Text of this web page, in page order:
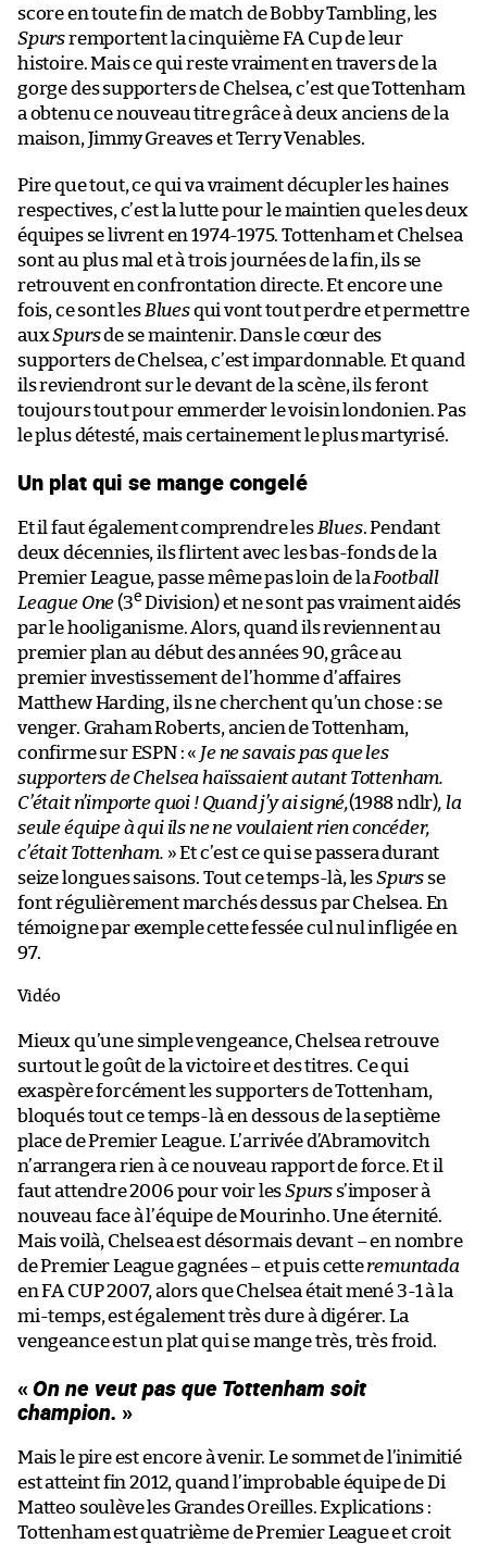
score en toute fin de match de Bobby Tambling, les
Spursremportent la cinquième FA Cup de leur
histoire. Mais ce qui reste vraiment en travers de la
gorge des supporters de Chelsea, c’est que Tottenham
a obtenu ce nouveau titre grâce à deux anciens de la
maison, Jimmy Greaves et Terry Venables.
Pire que tout, ce qui va vraiment décupler les haines
respectives, c’est la lutte pour le maintien que les deux
équipes se livrent en 1974-1975. Tottenham et Chelsea
sont au plus mal et à trois journées de la fin, ils se
retrouvent en confrontation directe. Et encore une
fois, ce sont les Bluesqui vont tout perdre et permettre
auxSpursde se maintenir. Dans le cœur des
supporters de Chelsea, c’est impardonnable. Et quand
ils reviendront sur le devant de la scène, ils feront
toujours tout pour emmerder le voisin londonien. Pas
le plus détesté, mais certainement le plus martyrisé.
Un plat qui se mange congelé
Et il faut également comprendre les Blues. Pendant
deux décennies, ils flirtent avec les bas-fonds de la
Premier League, passe même pas loin de la Football
League One(3e Division) et ne sont pas vraiment aidés
par le hooliganisme. Alors, quand ils reviennent au
premier plan au début des années 90, grâce au
premier investissement de l’homme d’affaires
Matthew Harding, ils ne cherchent qu’un chose : se
venger. Graham Roberts, ancien de Tottenham,
confirme sur ESPN : « Je ne savais pas que les
supporters de Chelsea haïssaient autant Tottenham.
C’était n’importe quoi ! Quand j’y ai signé,(1988 ndlr), la
seule équipe à qui ils ne ne voulaient rien concéder,
c’était Tottenham. » Et c’est ce qui se passera durant
seize longues saisons. Tout ce temps-là, lesSpurs se
font régulièrement marchés dessus par Chelsea. En
témoigne par exemple cette fessée cul nul infligée en
97.
Vidéo
Mieux qu’une simple vengeance, Chelsea retrouve
surtout le goût de la victoire et des titres. Ce qui
exaspère forcément les supporters de Tottenham,
bloqués tout ce temps-là en dessous de la septième
place de Premier League. L’arrivée d’Abramovitch
n’arrangera rien à ce nouveau rapport de force. Et il
faut attendre 2006 pour voir lesSpurs s’imposer à
nouveau face à l’équipe de Mourinho. Une éternité.
Mais voilà, Chelsea est désormais devant – en nombre
de Premier League gagnées – et puis cetteremuntada
en FA CUP 2007, alors que Chelsea était mené 3-1 à la
mi-temps, est également très dure à digérer. La
vengeance est un plat qui se mange très, très froid.
«On ne veut pas que Tottenham soit
champion. »
Mais le pire est encore à venir. Le sommet de l’inimitié
est atteint fin 2012, quand l’improbable équipe de Di
Matteo soulève les Grandes Oreilles. Explications :
Tottenham est quatrième de Premier League et croit